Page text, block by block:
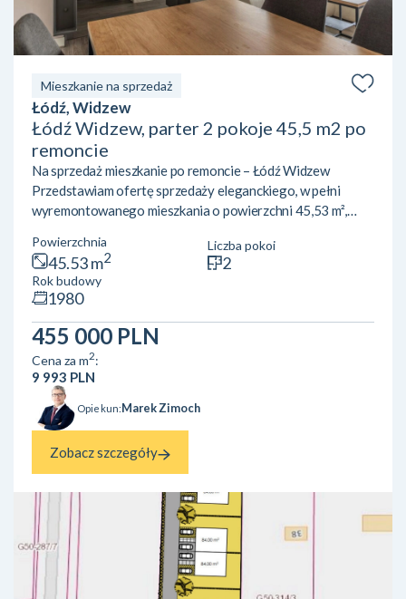
Mieszkanie na sprzedaż
Łódź, Widzew
Łódź Widzew, parter 2 pokoje 45,5 m2 po
remoncie
Na sprzedaż mieszkanie po remoncie – Łódź Widzew
Przedstawiam ofertę sprzedaży eleganckiego, w pełni
wyremontowanego mieszkania o powierzchni 45,53 m²,
znajduje się na parterze 4-piętrowego bloku i jest gotowy
do wprowadzenia bez dodatkowych nakładów finansowych.
Mieszkanie zachwyca nowoczesnym układem – składa się z
przestronnego salonu z aneksem kuchennym, idealnego do
wspólnego spędzania czasu, oraz osobnej sypialni, która
zap...
Powierzchnia
45.53 m2
Liczba pokoi
2
Rok budowy
1980
455 000 PLN
Cena za m2:
9 993 PLN
Opiekun:Marek Zimoch
Zobacz szczegóły